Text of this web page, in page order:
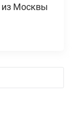
из Москвы